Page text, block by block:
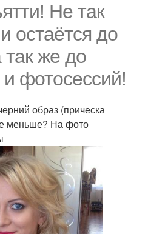
Не так
остаётся до
так же до
фотосессий!
образ (прическа
меньше? На фото